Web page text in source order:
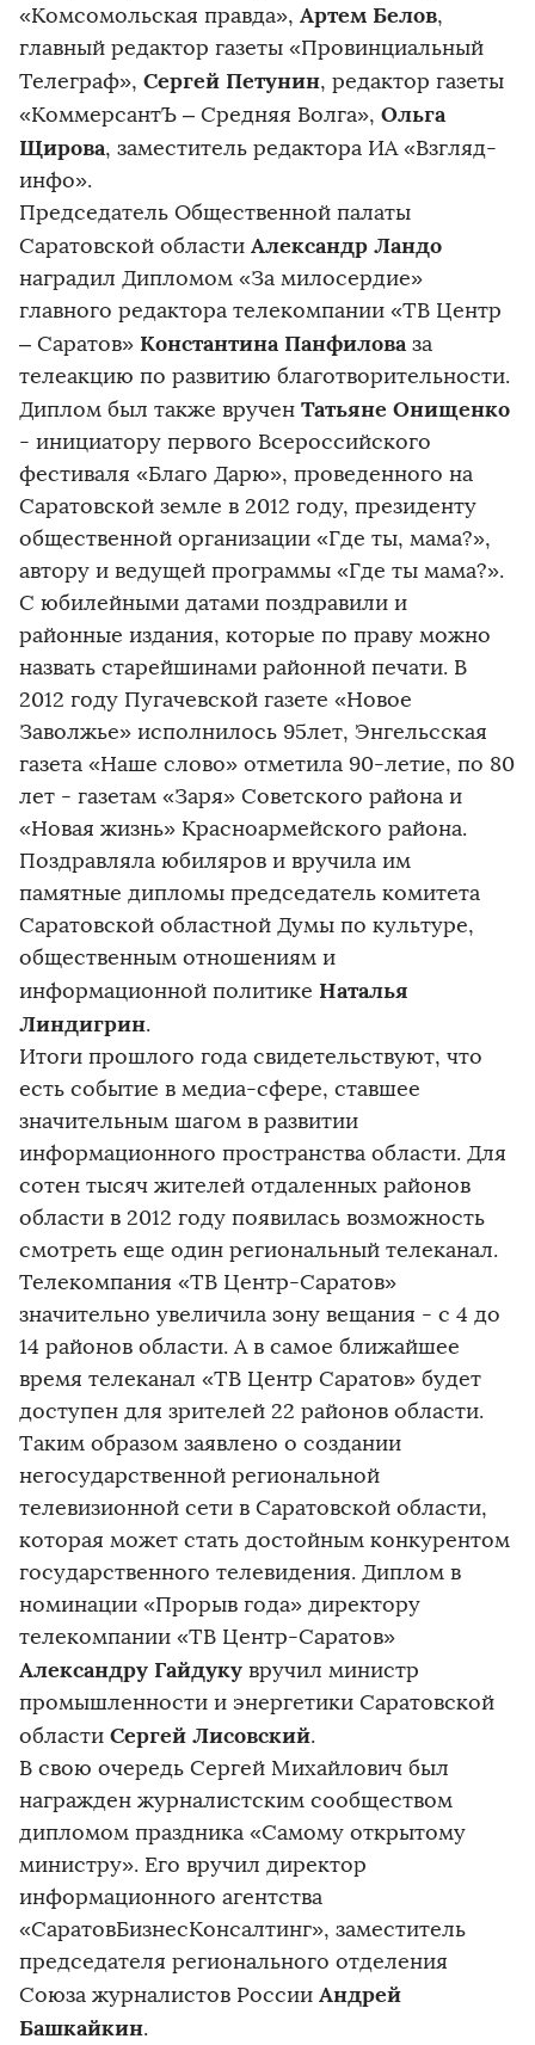
«Комсомольская правда», Артем Белов,
главный редактор газеты «Провинциальный
Телеграф», Сергей Петунин, редактор газеты
«КоммерсантЪ – Средняя Волга», Ольга
Щирова, заместитель редактора ИА «Взгляд-
инфо».
Председатель Общественной палаты
Саратовской области Александр Ландо
наградил Дипломом «За милосердие»
главного редактора телекомпании «ТВ Центр
– Саратов» Константина Панфиловаза
телеакцию по развитию благотворительности.
Диплом был также вручен Татьяне Онищенко
- инициатору первого Всероссийского
фестиваля «Благо Дарю», проведенного на
Саратовской земле в 2012 году, президенту
общественной организации «Где ты, мама?»,
автору и ведущей программы «Где ты мама?».
С юбилейными датами поздравили и
районные издания, которые по праву можно
назвать старейшинами районной печати. В
2012 году Пугачевской газете «Новое
Заволжье» исполнилось 95лет, Энгельсская
газета «Наше слово» отметила 90-летие, по 80
лет - газетам «Заря» Советского района и
«Новая жизнь» Красноармейского района.
Поздравляла юбиляров и вручила им
памятные дипломы председатель комитета
Саратовской областной Думы по культуре,
общественным отношениям и
информационной политике Наталья
Линдигрин.
Итоги прошлого года свидетельствуют, что
есть событие в медиа-сфере, ставшее
значительным шагом в развитии
информационного пространства области. Для
сотен тысяч жителей отдаленных районов
области в 2012 году появилась возможность
смотреть еще один региональный телеканал.
Телекомпания «ТВ Центр-Саратов»
значительно увеличила зону вещания - с 4 до
14 районов области. А в самое ближайшее
время телеканал «ТВ Центр Саратов» будет
доступен для зрителей 22 районов области.
Таким образом заявлено о создании
негосударственной региональной
телевизионной сети в Саратовской области,
которая может стать достойным конкурентом
государственного телевидения. Диплом в
номинации «Прорыв года» директору
телекомпании «ТВ Центр-Саратов»
Александру Гайдуку вручил министр
промышленности и энергетики Саратовской
области Сергей Лисовский.
В свою очередь Сергей Михайлович был
награжден журналистским сообществом
дипломом праздника «Самому открытому
министру». Его вручил директор
информационного агентства
«СаратовБизнесКонсалтинг», заместитель
председателя регионального отделения
Союза журналистов России Андрей
Башкайкин.